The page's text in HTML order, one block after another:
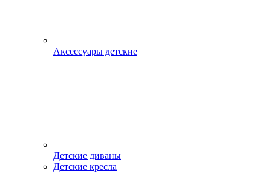
Аксессуары детские
Детские диваны
Детские кресла